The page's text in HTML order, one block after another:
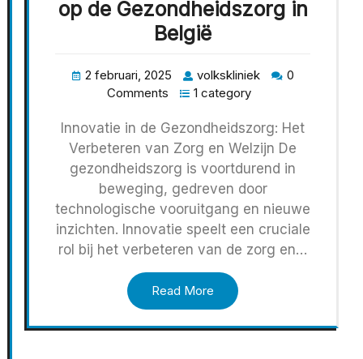
op de Gezondheidszorg in
België
2 februari, 2025 volkskliniek
0
Comments
1 category
Innovatie in de Gezondheidszorg: Het
Verbeteren van Zorg en Welzijn De
gezondheidszorg is voortdurend in
beweging, gedreven door
technologische vooruitgang en nieuwe
inzichten. Innovatie speelt een cruciale
rol bij het verbeteren van de zorg en…
Read More